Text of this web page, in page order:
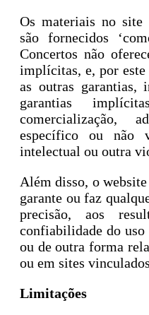
Os materiais no site
são fornecidos
Concertos não
implícitas, e, por este
as outras garantias,
garantias
comercialização,
específico ou não
intelectual ou outra
Além disso, o
garante ou faz
precisão, aos
confiabilidade do
ou de outra forma
ou em sites
Limitações